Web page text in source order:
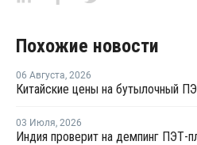
Похожие новости
06 Августа, 2026
03 Июля, 2026